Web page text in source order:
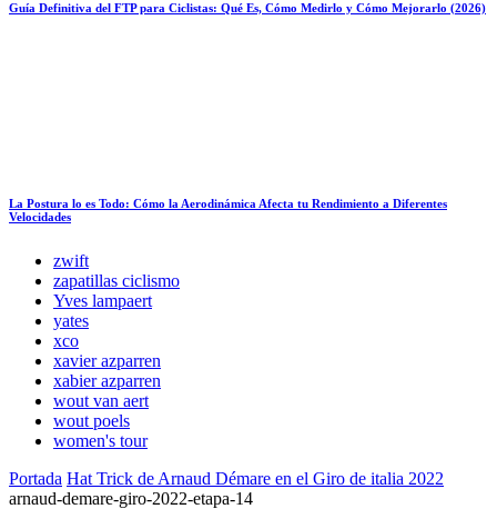
Guía Definitiva del FTP para Ciclistas: Qué Es, Cómo Medirlo y Cómo Mejorarlo (2026)
La Postura lo es Todo: Cómo la Aerodinámica Afecta tu Rendimiento a Diferentes
Velocidades
zwift
zapatillas ciclismo
Yves lampaert
yates
xco
xavier azparren
xabier azparren
wout van aert
wout poels
women's tour
Portada Hat Trick de Arnaud Démare en el Giro de italia 2022
arnaud-demare-giro-2022-etapa-14